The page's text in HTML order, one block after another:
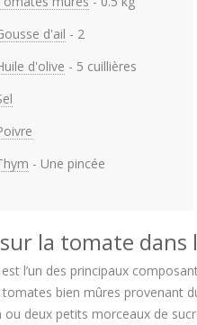
d'ail - 2
d'olive - 5 cuillières
- Une pincée
la tomate
l’un des principaux
tomates bien mûres provenant
ou deux petits morceaux de